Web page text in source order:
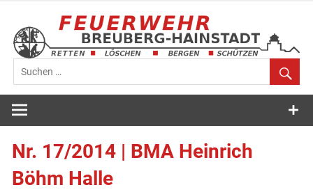
springen
Feuerwehr
Breuberg-
Hainstadt
Nr. 17/2014 | BMA Heinrich
Böhm Halle